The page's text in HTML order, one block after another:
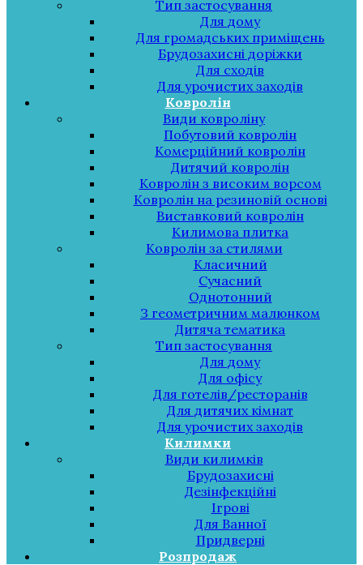
Тип застосування
Для дому
Для громадських приміщень
Брудозахисні доріжки
Для сходів
Для урочистих заходів
Ковролін
Види ковроліну
Побутовий ковролін
Комерційний ковролін
Дитячий ковролін
Ковролін з високим ворсом
Ковролін на резиновій основі
Виставковий ковролін
Килимова плитка
Ковролін за стилями
Класичний
Сучасний
Однотонний
З геометричним малюнком
Дитяча тематика
Тип застосування
Для дому
Для офісу
Для готелів/ресторанів
Для дитячих кімнат
Для урочистих заходів
Килимки
Види килимків
Брудозахисні
Дезінфекційні
Ігрові
Для Ванної
Придверні
Розпродаж